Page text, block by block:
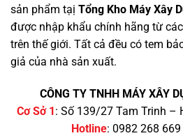
sản phẩm tạị Tổng Kho Máy Xây
được nhập khẩu chính hãng từ
trên thế giới. Tất cả đều có tem
giả của nhà sản xuất.
CÔNG TY TNHH MÁY XÂY
Cơ Sở 1: Số 139/27 Tam Trinh –
Hotline: 0982 268